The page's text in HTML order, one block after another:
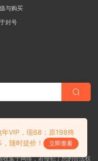
与购买
封号
集于网络，若侵犯了您的合法权
VIP，现68；原198终
，随时提价！
立即查看